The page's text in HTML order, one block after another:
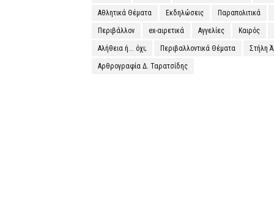
Αθλητικά Θέματα Εκδηλώσεις Παραπολιτικά
Περιβάλλον ex-αιρετικά Αγγελίες Καιρός
Αλήθεια ή... όχι; Περιβαλλοντικά Θέματα Στήλη
Αρθρογραφία Δ. Ταρατσίδης